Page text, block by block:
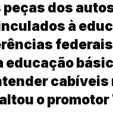
dos
à
cabíveis
o